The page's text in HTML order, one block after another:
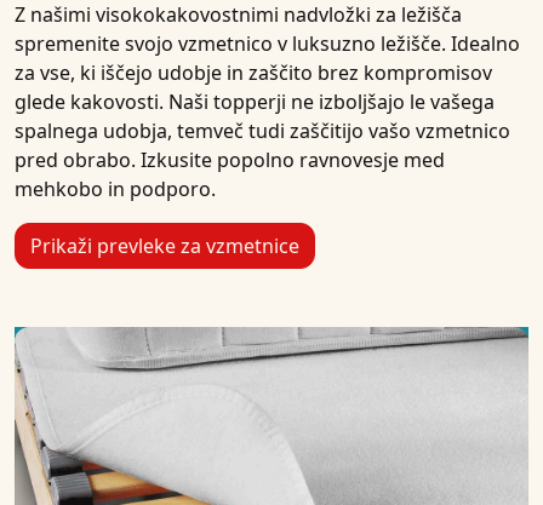
Z našimi visokokakovostnimi nadvložki za ležišča
spremenite svojo vzmetnico v luksuzno ležišče. Idealno
za vse, ki iščejo udobje in zaščito brez kompromisov
glede kakovosti. Naši topperji ne izboljšajo le vašega
spalnega udobja, temveč tudi zaščitijo vašo vzmetnico
pred obrabo. Izkusite popolno ravnovesje med
mehkobo in podporo.
Prikaži prevleke za vzmetnice